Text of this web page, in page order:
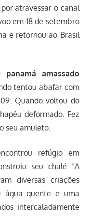
atravessar o canal
em 18 de setembro
e retornou ao Brasil
panamá amassado
tentou abafar com
Quando voltou do
deformado. Fez
seu amuleto.
refúgio em
seu chalé “A
diversas criações
água quente e uma
intercaladamente